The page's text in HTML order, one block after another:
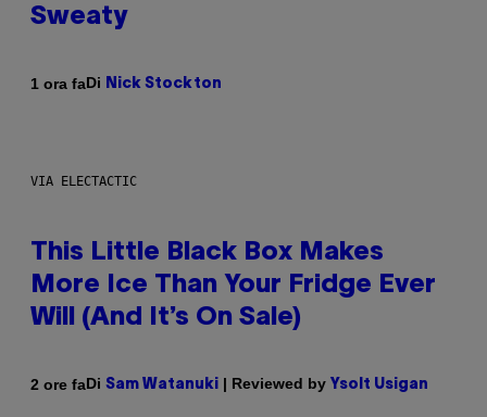
Sweaty
1 ora faDi Nick Stockton
VIA ELECTACTIC
This Little Black Box Makes
More Ice Than Your Fridge Ever
Will (And It’s On Sale)
2 ore faDi Sam Watanuki | Reviewed by Ysolt Usigan